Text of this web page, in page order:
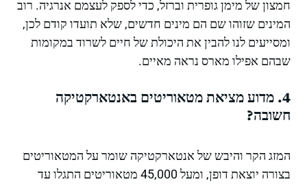
חמצון של מימן גופרית וברזל, כדי לספק לעצמם אנרגיה. רוב
המינים שזוהו שם הם מינים חדשים, שלא תועדו קודם לכן,
ומסייעים לנו להבין את היכולת של חיים לשרוד במקומות
שבהם אפילו מארס נראה מאיים.
4. מדוע מציאת מטאוריטים באנטארקטיקה
חשובה?
המזג הקר והיבש של אנטארקטיקה שומר על המטאוריטים
בצורה יוצאת דופן, ומעל 45,000 מטאוריטים התגלו עד